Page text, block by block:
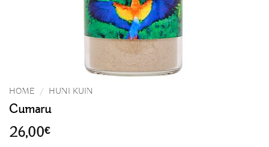
HOME / HUNI KUIN
Cumaru
26,00€